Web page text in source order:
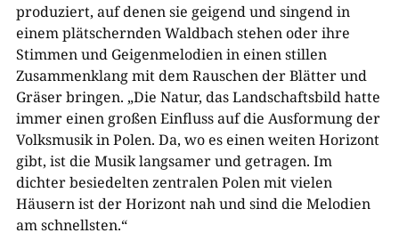
produziert, auf denen sie geigend und singend in
einem plätschernden Waldbach stehen oder ihre
Stimmen und Geigenmelodien in einen stillen
Zusammenklang mit dem Rauschen der Blätter und
Gräser bringen. „Die Natur, das Landschaftsbild hatte
immer einen großen Einfluss auf die Ausformung der
Volksmusik in Polen. Da, wo es einen weiten Horizont
gibt, ist die Musik langsamer und getragen. Im
dichter besiedelten zentralen Polen mit vielen
Häusern ist der Horizont nah und sind die Melodien
am schnellsten.“